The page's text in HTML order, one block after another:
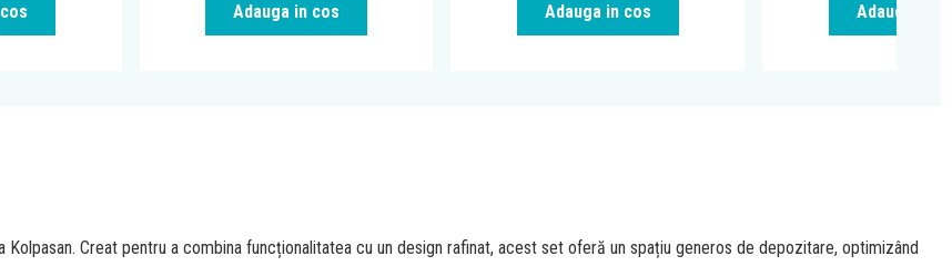
Adauga in cos Adauga in cos Adauga in
Creat pentru a combina funcționalitatea cu un design rafinat, acest set oferă un spațiu generos de depozitare, optimizând